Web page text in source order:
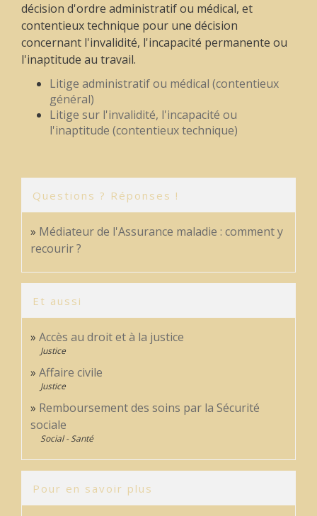
décision d'ordre administratif ou médical, et
contentieux technique pour une décision
concernant l'invalidité, l'incapacité permanente ou
l'inaptitude au travail.
Litige administratif ou médical (contentieux
général)
Litige sur l'invalidité, l'incapacité ou
l'inaptitude (contentieux technique)
Questions ? Réponses !
Médiateur de l'Assurance maladie : comment y
recourir ?
Et aussi
Accès au droit et à la justice
Justice
Affaire civile
Justice
Remboursement des soins par la Sécurité
sociale
Social - Santé
Pour en savoir plus